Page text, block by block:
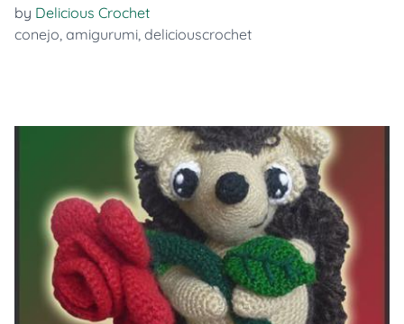
by Delicious Crochet
conejo, amigurumi, deliciouscrochet